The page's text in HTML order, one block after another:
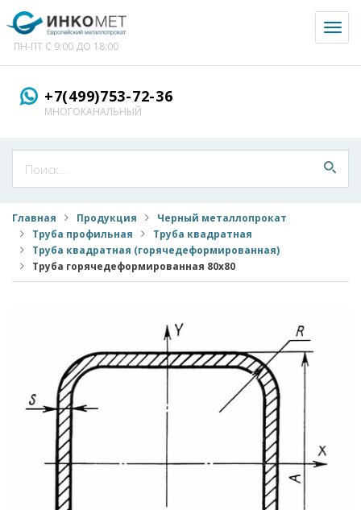
ПН-ПТ С 9:00 ДО 18:00
+7(499)753-72-36
МНОГОКАНАЛЬНЫЙ
Главная Продукция
Черный металлопрокат
Труба профильная
Труба квадратная
Труба квадратная (горячедеформированная)
Труба горячедеформированная 80x80